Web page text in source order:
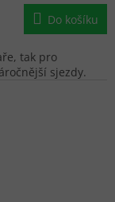
Do košíku
tak pro
sjezdy.